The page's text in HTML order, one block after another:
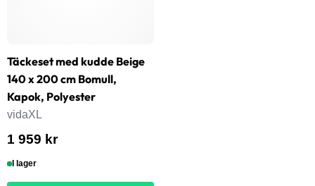
Täckeset med kudde Beige
140 x 200 cm Bomull,
Kapok, Polyester
vidaXL
1 959 kr
I lager